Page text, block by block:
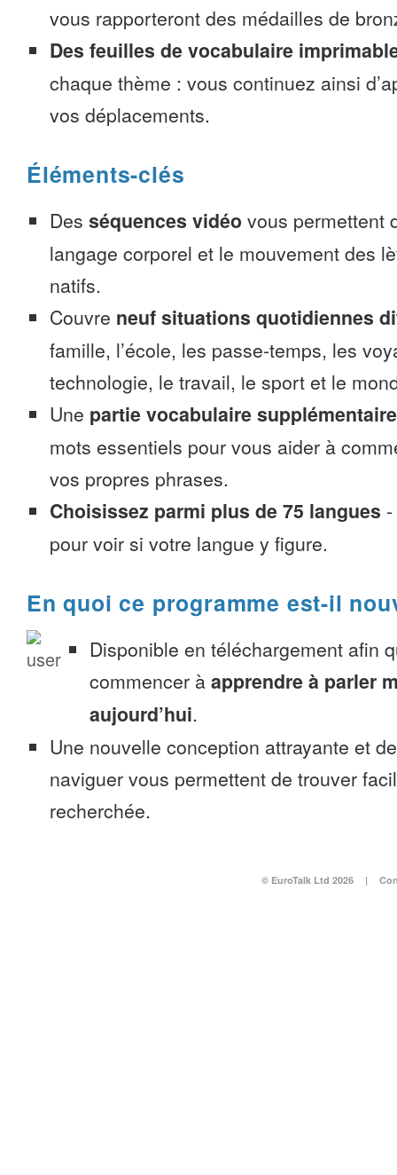
vous rapporteront des médailles de
Des feuilles de vocabulaire
chaque thème : vous continuez ainsi
vos déplacements.
Éléments-clés
Des séquences vidéo vous permettent
langage corporel et le mouvement des
natifs.
Couvre neuf situations quotidiennes
famille, l’école, les passe-temps, les
technologie, le travail, le sport et le
Une partie vocabulaire supplémentaire
mots essentiels pour vous aider à
vos propres phrases.
Choisissez parmi plus de 75 langues -
pour voir si votre langue y figure.
En quoi ce programme est-il
Disponible en téléchargement afin
commencer à apprendre à parler
aujourd’hui.
Une nouvelle conception attrayante et
naviguer vous permettent de trouver
recherchée.
© EuroTalk Ltd 2026 |